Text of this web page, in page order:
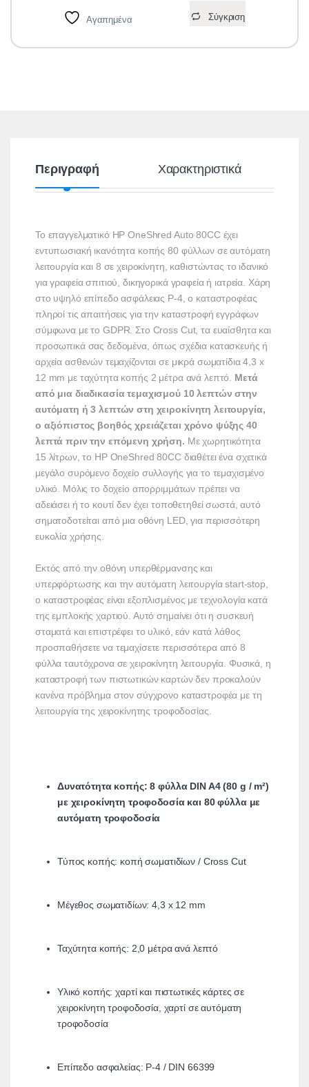
Αγαπημένα Σύγκριση
Περιγραφή Χαρακτηριστικά
Το επαγγελματικό HP OneShred Auto 80CC έχει
εντυπωσιακή ικανότητα κοπής 80 φύλλων σε αυτόματη
λειτουργία και 8 σε χειροκίνητη, καθιστώντας το ιδανικό
για γραφεία σπιτιού, δικηγορικά γραφεία ή ιατρεία. Χάρη
στο υψηλό επίπεδο ασφάλειας P-4, ο καταστροφέας
πληροί τις απαιτήσεις για την καταστροφή εγγράφων
σύμφωνα με το GDPR. Στο Cross Cut, τα ευαίσθητα και
προσωπικά σας δεδομένα, όπως σχέδια κατασκευής ή
αρχεία ασθενών τεμαχίζονται σε μικρά σωματίδια 4,3 x
12 mm με ταχύτητα κοπής 2 μέτρα ανά λεπτό. Μετά
από μια διαδικασία τεμαχισμού 10 λεπτών στην
αυτόματη ή 3 λεπτών στη χειροκίνητη λειτουργία,
ο αξιόπιστος βοηθός χρειάζεται χρόνο ψύξης 40
λεπτά πριν την επόμενη χρήση. Με χωρητικότητα
15 λίτρων, το HP OneShred 80CC διαθέτει ένα σχετικά
μεγάλο συρόμενο δοχείο συλλογής για το τεμαχισμένο
υλικό. Μόλις το δοχείο απορριμμάτων πρέπει να
αδειάσει ή το κουτί δεν έχει τοποθετηθεί σωστά, αυτό
σηματοδοτείται από μια οθόνη LED, για περισσότερη
ευκολία χρήσης.
Εκτός από την οθόνη υπερθέρμανσης και
υπερφόρτωσης και την αυτόματη λειτουργία start-stop,
o καταστροφέας είναι εξοπλισμένος με τεχνολογία κατά
της εμπλοκής χαρτιού. Αυτό σημαίνει ότι η συσκευή
σταματά και επιστρέφει το υλικό, εάν κατά λάθος
προσπαθήσετε να τεμαχίσετε περισσότερα από 8
φύλλα ταυτόχρονα σε χειροκίνητη λειτουργία. Φυσικά, η
καταστροφή των πιστωτικών καρτών δεν προκαλούν
κανένα πρόβλημα στον σύγχρονο καταστροφέα με τη
λειτουργία της χειροκίνητης τροφοδοσίας.
Δυνατότητα κοπής: 8 φύλλα DIN A4 (80 g / m²)
με χειροκίνητη τροφοδοσία και 80 φύλλα με
αυτόματη τροφοδοσία
Τύπος κοπής: κοπή σωματιδίων / Cross Cut
Μέγεθος σωματιδίων: 4,3 x 12 mm
Ταχύτητα κοπής: 2,0 μέτρα ανά λεπτό
Υλικό κοπής: χαρτί και πιστωτικές κάρτες σε
χειροκίνητη τροφοδοσία, χαρτί σε αυτόματη
τροφοδοσία
Επίπεδο ασφαλείας: P-4 / DIN 66399